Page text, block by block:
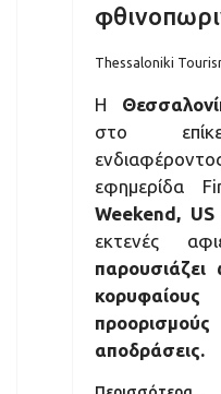
Thessaloniki
Η
στο
εφημερίδα
Weekend,
εκτενές
αποδράσεις.